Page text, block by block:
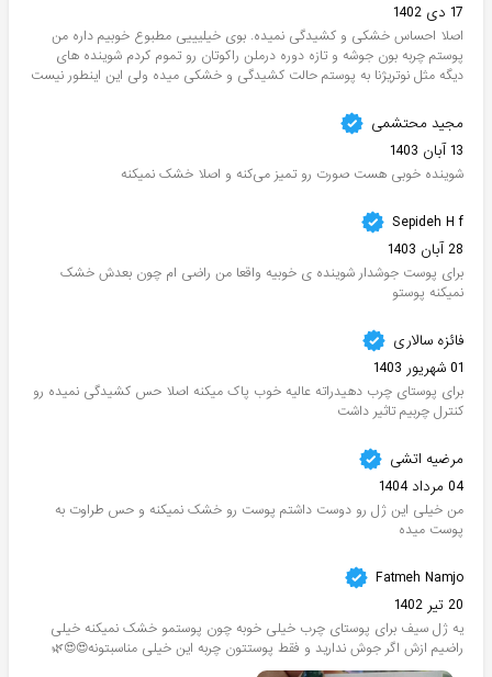
17 دی 1402
اصلا احساس خشکی و کشیدگی نمیده. بوی خیلیییی مطبوع خوبیم داره من
پوستم چربه بون جوشه و تازه دوره درملن راکوتان رو تموم کردم شوینده های
دیگه مثل نوتریژنا به پوستم حالت کشیدگی و خشکی میده ولی این اینطور نیست
مجید محتشمی
13 آبان 1403
شوینده خوبی هست صورت رو تمیز می‌کنه و اصلا خشک نمیکنه
Sepideh H f
28 آبان 1403
برای پوست جوشدار شوینده ی خوبیه واقعا من راضی ام چون بعدش خشک
نمیکنه پوستو
فائزه سالاری
01 شهریور 1403
برای پوستای چرب دهیدراته عالیه خوب پاک میکنه اصلا حس کشیدگی نمیده رو
کنترل چربیم تاثیر داشت
مرضیه اتشی
04 مرداد 1404
من خیلی این ژل رو دوست داشتم پوست رو خشک نمیکنه و حس طراوت به
پوست میده
Fatmeh Namjo
20 تیر 1402
یه ژل سیف برای پوستای چرب خیلی خوبه چون پوستمو خشک نمیکنه خیلی
راضیم ازش اگر جوش ندارید و فقط پوستتون چربه این خیلی مناسبتونه😍😍🌿